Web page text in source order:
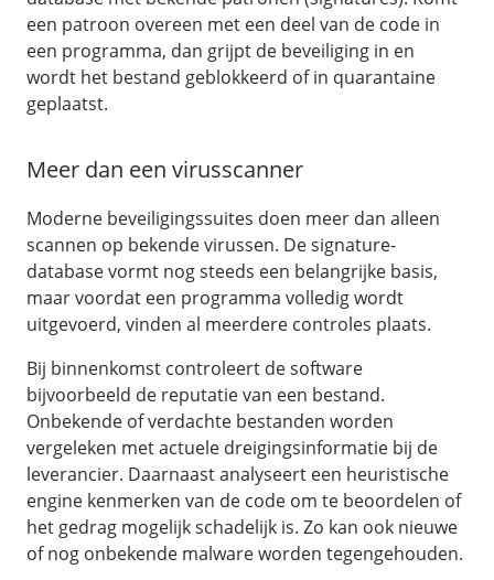
een patroon overeen met een deel van de code in
een programma, dan grijpt de beveiliging in en
wordt het bestand geblokkeerd of in quarantaine
geplaatst.
Meer dan een virusscanner
Moderne beveiligingssuites doen meer dan alleen
scannen op bekende virussen. De signature-
database vormt nog steeds een belangrijke basis,
maar voordat een programma volledig wordt
uitgevoerd, vinden al meerdere controles plaats.
Bij binnenkomst controleert de software
bijvoorbeeld de reputatie van een bestand.
Onbekende of verdachte bestanden worden
vergeleken met actuele dreigingsinformatie bij de
leverancier. Daarnaast analyseert een heuristische
engine kenmerken van de code om te beoordelen of
het gedrag mogelijk schadelijk is. Zo kan ook nieuwe
of nog onbekende malware worden tegengehouden.